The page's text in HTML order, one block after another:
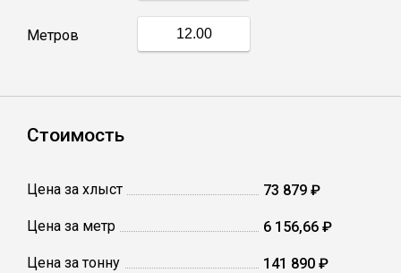
Профлист
Столбы заборные
Сетка кладочная
Метров
Стоимость
Цена за хлыст 73 879 ₽
Цена за метр 6 156,66 ₽
Цена за тонну 141 890 ₽